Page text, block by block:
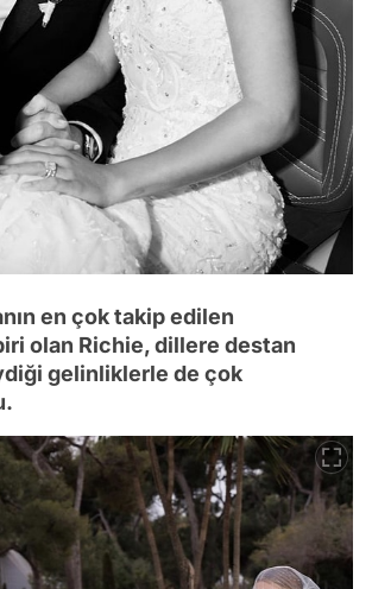
en çok takip edilen
olan Richie, dillere destan
gelinliklerle de çok